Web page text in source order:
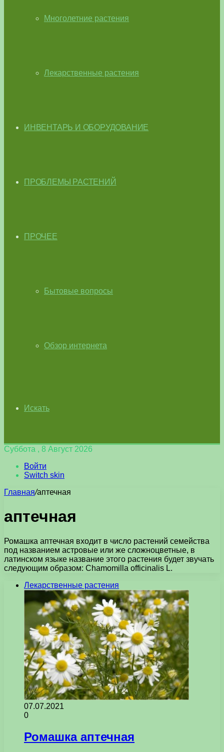
Многолетние растения
Лекарственные растения
ИНВЕНТАРЬ И ОБОРУДОВАНИЕ
ПРОБЛЕМЫ РАСТЕНИЙ
ПРОЧЕЕ
Бытовые вопросы
Обзор интернета
Искать
Суббота , 8 Август 2026
Войти
Switch skin
Главная/аптечная
аптечная
Ромашка аптечная входит в число растений семейства
под названием астровые или же сложноцветные, в
латинском языке название этого растения будет звучать
следующим образом: Chamomilla officinalis L.
Лекарственные растения
07.07.2021
0
Ромашка аптечная